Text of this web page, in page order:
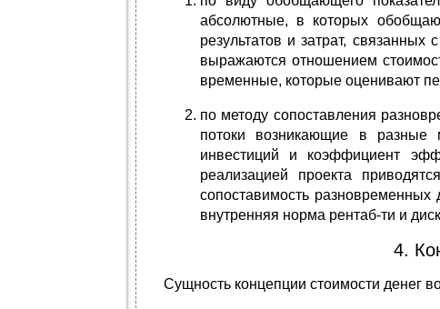
абсолютные, в которых
результатов и затрат,
выражаются отношением
временные, которые оценивают
по методу сопоставления
потоки возникающие в разные
инвестиций и коэффициент
реализацией проекта
сопоставимость разновременных
внутренняя норма рентаб-ти и
4.
Сущность концепции стоимости денег